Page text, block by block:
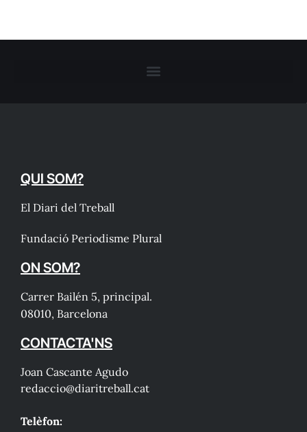
QUI SOM?
El Diari del Treball
Fundació Periodisme Plural
ON SOM?
Carrer Bailén 5, principal.
08010, Barcelona
CONTACTA'NS
Joan Cascante Agudo
redaccio@diaritreball.cat
Telèfon: